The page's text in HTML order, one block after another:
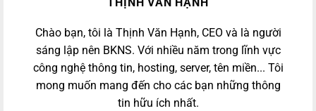
THỊNH VĂN HẠNH
Chào bạn, tôi là Thịnh Văn Hạnh, CEO và là người
sáng lập nên BKNS. Với nhiều năm trong lĩnh vực
công nghệ thông tin, hosting, server, tên miền... Tôi
mong muốn mang đến cho các bạn những thông
tin hữu ích nhất.